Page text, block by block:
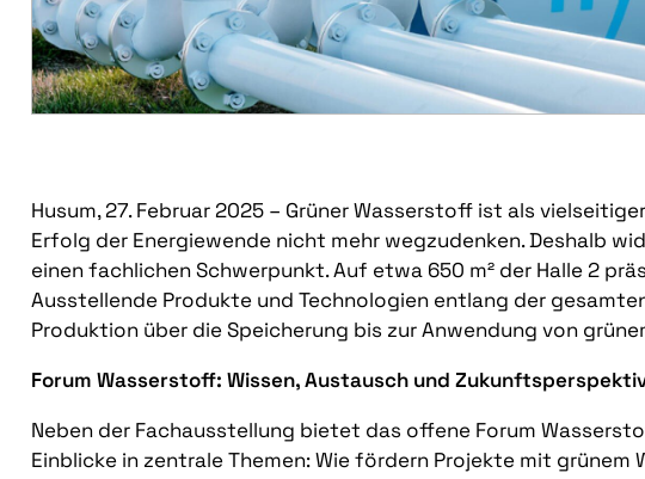
Husum, 27. Februar 2025 – Grüner Wasserstoff ist als
Erfolg der Energiewende nicht mehr wegzudenken. Deshalb
einen fachlichen Schwerpunkt. Auf etwa 650 m² der Halle 2
Ausstellende Produkte und Technologien entlang der
Produktion über die Speicherung bis zur Anwendung von
Forum Wasserstoff: Wissen, Austausch und
Neben der Fachausstellung bietet das offene Forum
Einblicke in zentrale Themen: Wie fördern Projekte mit